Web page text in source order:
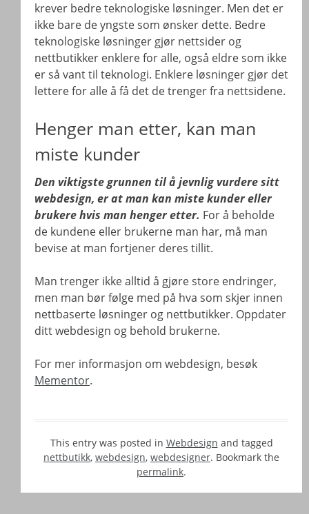
krever bedre teknologiske løsninger. Men det er
ikke bare de yngste som ønsker dette. Bedre
teknologiske løsninger gjør nettsider og
nettbutikker enklere for alle, også eldre som ikke
er så vant til teknologi. Enklere løsninger gjør det
lettere for alle å få det de trenger fra nettsidene.
Henger man etter, kan man
miste kunder
Den viktigste grunnen til å jevnlig vurdere sitt
webdesign, er at man kan miste kunder eller
brukere hvis man henger etter. For å beholde
de kundene eller brukerne man har, må man
bevise at man fortjener deres tillit.
Man trenger ikke alltid å gjøre store endringer,
men man bør følge med på hva som skjer innen
nettbaserte løsninger og nettbutikker. Oppdater
ditt webdesign og behold brukerne.
For mer informasjon om webdesign, besøk
Mementor.
This entry was posted in Webdesign and tagged
nettbutikk, webdesign, webdesigner. Bookmark the
permalink.